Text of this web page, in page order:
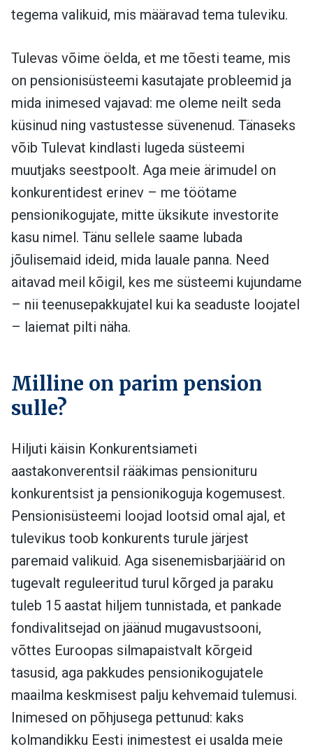
tegema valikuid, mis määravad tema tuleviku.
Tulevas võime öelda, et me tõesti teame, mis
on pensionisüsteemi kasutajate probleemid ja
mida inimesed vajavad: me oleme neilt seda
küsinud ning vastustesse süvenenud. Tänaseks
võib Tulevat kindlasti lugeda süsteemi
muutjaks seestpoolt. Aga meie ärimudel on
konkurentidest erinev – me töötame
pensionikogujate, mitte üksikute investorite
kasu nimel. Tänu sellele saame lubada
jõulisemaid ideid, mida lauale panna. Need
aitavad meil kõigil, kes me süsteemi kujundame
– nii teenusepakkujatel kui ka seaduste loojatel
– laiemat pilti näha.
Milline on parim pension
sulle?
Hiljuti käisin Konkurentsiameti
aastakonverentsil rääkimas pensionituru
konkurentsist ja pensionikoguja kogemusest.
Pensionisüsteemi loojad lootsid omal ajal, et
tulevikus toob konkurents turule järjest
paremaid valikuid. Aga sisenemisbarjäärid on
tugevalt reguleeritud turul kõrged ja paraku
tuleb 15 aastat hiljem tunnistada, et pankade
fondivalitsejad on jäänud mugavustsooni,
võttes Euroopas silmapaistvalt kõrgeid
tasusid, aga pakkudes pensionikogujatele
maailma keskmisest palju kehvemaid tulemusi.
Inimesed on põhjusega pettunud: kaks
kolmandikku Eesti inimestest ei usalda meie